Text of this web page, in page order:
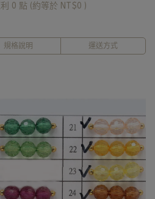
0 點 (約等於 NT$0 )
規格說明 運送方式